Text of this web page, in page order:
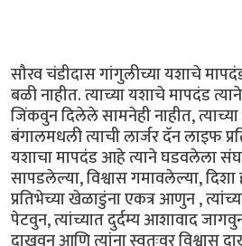
सौरव चंडीदास गांगुलीच्या यशाचे
बळी नाहीत. त्याच्या यशाचे मापदंड
जिंकवुन दिलेले सामनेही नाहीत,
बंगालमधली त्याची लार्जर दॅन लाइफ
यशाचा मापदंड आहे त्याने घडवलेला
सापडलेल्या, विश्वास गमावलेल्या,
प्रतिभेच्या खेळाडुंना एकत्र आणुन ,
पेटवुन, त्यांच्यात दुर्दम्य आशावाद